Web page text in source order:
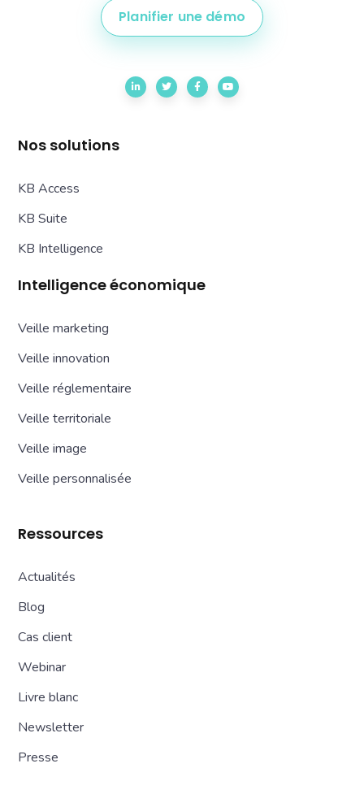
Planifier une démo
Nos solutions
KB Access
KB Suite
KB Intelligence
Intelligence économique
Veille marketing
Veille innovation
Veille réglementaire
Veille territoriale
Veille image
Veille personnalisée
Ressources
Actualités
Blog
Cas client
Webinar
Livre blanc
Newsletter
Presse